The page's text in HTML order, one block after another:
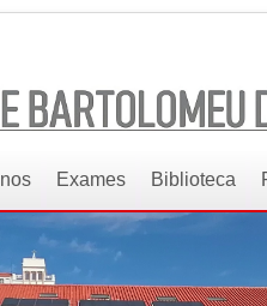
Exames Biblioteca